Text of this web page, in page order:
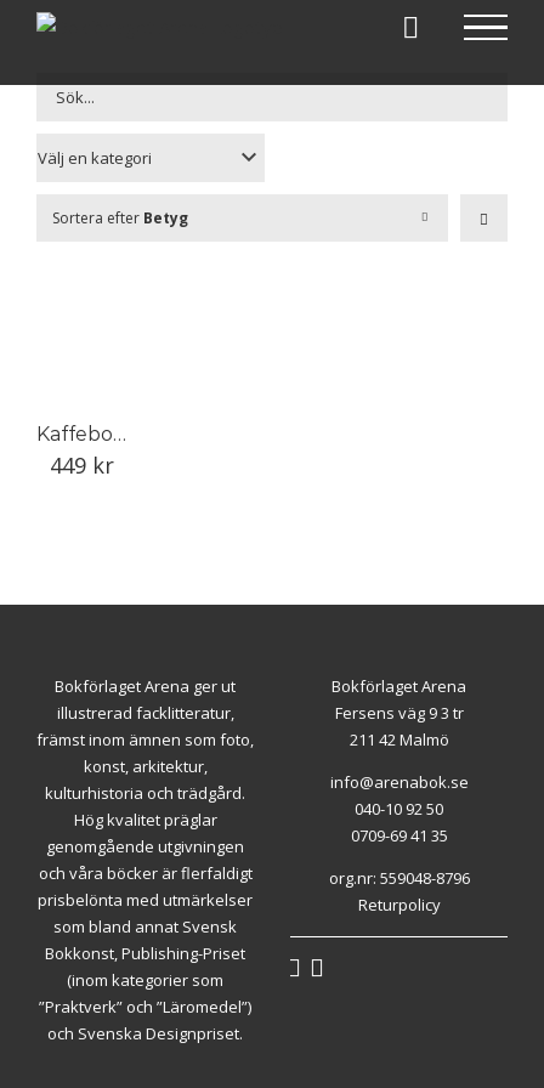
Fortsätt
Sortera efter Betyg
Kaffeboken
449 kr
Bokförlaget Arena ger ut
illustrerad facklitteratur,
främst inom ämnen som foto,
konst, arkitektur,
kulturhistoria och trädgård.
Hög kvalitet präglar
genomgående utgivningen
och våra böcker är flerfaldigt
prisbelönta med utmärkelser
som bland annat Svensk
Bokkonst, Publishing-Priset
(inom kategorier som
”Praktverk” och ”Läromedel”)
och Svenska Designpriset.
Bokförlaget Arena
Fersens väg 9 3 tr
211 42 Malmö
info@arenabok.se
040-10 92 50
0709-69 41 35
org.nr: 559048-8796
Returpolicy